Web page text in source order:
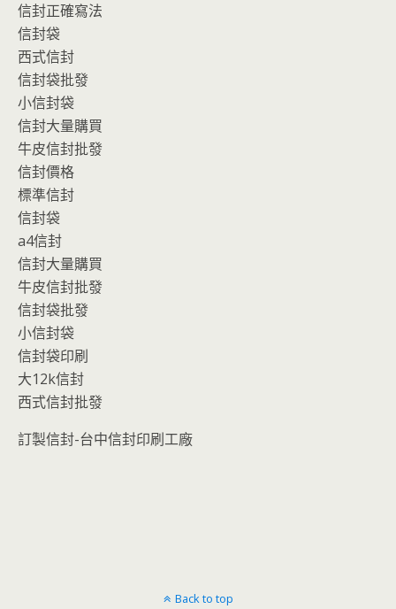
信封正確寫法
信封袋
西式信封
信封袋批發
小信封袋
信封大量購買
牛皮信封批發
信封價格
標準信封
信封袋
a4信封
信封大量購買
牛皮信封批發
信封袋批發
小信封袋
信封袋印刷
大12k信封
西式信封批發
訂製信封-台中信封印刷工廠
Back to top